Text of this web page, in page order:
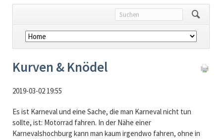
Navigation
überspringen
Kurven & Knödel
2019-03-02 19:55
Es ist Karneval und eine Sache, die man Karneval nicht tun
sollte, ist: Motorrad fahren. In der Nähe einer
Karnevalshochburg kann man kaum irgendwo fahren, ohne in